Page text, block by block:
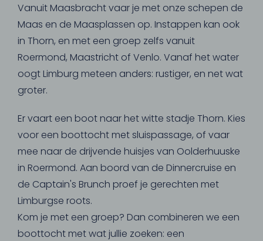
Vanuit Maasbracht vaar je met onze schepen de
Maas en de Maasplassen op. Instappen kan ook
in Thorn, en met een groep zelfs vanuit
Roermond, Maastricht of Venlo. Vanaf het water
oogt Limburg meteen anders: rustiger, en net wat
groter.
Er vaart een boot naar het witte stadje Thorn. Kies
voor een boottocht met sluispassage, of vaar
mee naar de drijvende huisjes van Oolderhuuske
in Roermond. Aan boord van de Dinnercruise en
de Captain's Brunch proef je gerechten met
Limburgse roots.
Kom je met een groep? Dan combineren we een
boottocht met wat jullie zoeken: een